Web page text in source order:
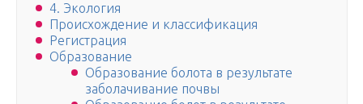
4. Экология
Происхождение и классификация
Регистрация
Образование
Образование болота в результате
заболачивание почвы